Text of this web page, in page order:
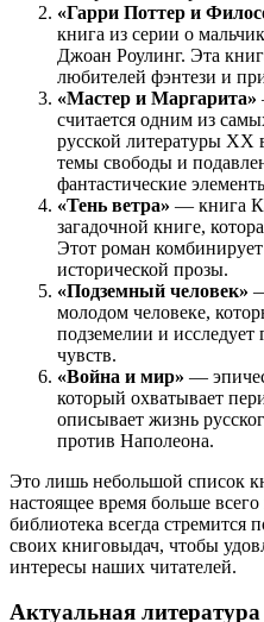
«Гарри Поттер и
книга из серии о
Джоан Роулинг. Эта
любителей фэнтези и
«Мастер и Маргарита»
считается одним из
русской литературы XX
темы свободы и
фантастические
«Тень ветра» — книга
загадочной книге,
Этот роман
исторической прозы.
«Подземный человек»
молодом человеке,
подземелии и
чувств.
«Война и мир» —
который охватывает
описывает жизнь
против Наполеона.
Это лишь небольшой список
настоящее время больше
библиотека всегда стремится
своих книговыдач, чтобы
интересы наших читателей.
Актуальная литература